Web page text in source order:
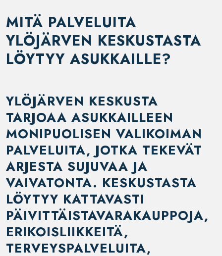
MITÄ PALVELUITA
YLÖJÄRVEN KESKUSTASTA
LÖYTYY ASUKKAILLE?
YLÖJÄRVEN KESKUSTA
TARJOAA ASUKKAILLEEN
MONIPUOLISEN VALIKOIMAN
PALVELUITA, JOTKA TEKEVÄT
ARJESTA SUJUVAA JA
VAIVATONTA. KESKUSTASTA
LÖYTYY KATTAVASTI
PÄIVITTÄISTAVARAKAUPPOJA,
ERIKOISLIIKKEITÄ,
TERVEYSPALVELUITA,